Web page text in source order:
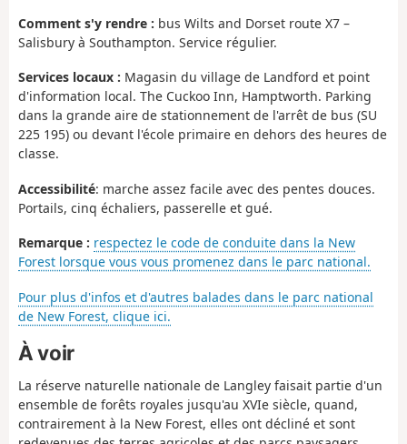
Comment s'y rendre : bus Wilts and Dorset route X7 –
Salisbury à Southampton. Service régulier.
Services locaux : Magasin du village de Landford et point
d'information local. The Cuckoo Inn, Hamptworth. Parking
dans la grande aire de stationnement de l'arrêt de bus (SU
225 195) ou devant l'école primaire en dehors des heures de
classe.
Accessibilité: marche assez facile avec des pentes douces.
Portails, cinq échaliers, passerelle et gué.
Remarque : respectez le code de conduite dans la New
Forest lorsque vous vous promenez dans le parc national.
Pour plus d'infos et d'autres balades dans le parc national
de New Forest, clique ici.
À voir
La réserve naturelle nationale de Langley faisait partie d'un
ensemble de forêts royales jusqu'au XVIe siècle, quand,
contrairement à la New Forest, elles ont décliné et sont